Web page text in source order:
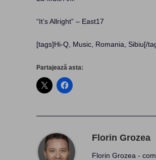
“It’s Allright” – East17
[tags]Hi-Q, Music, Romania, Sibiu[/
Partajează asta:
Florin Grozea
Florin Grozea -